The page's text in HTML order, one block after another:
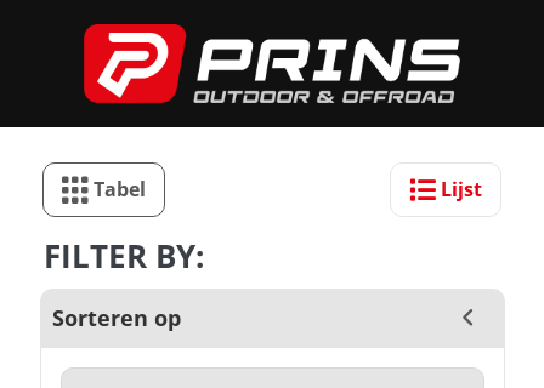
Tabel Lijst
FILTER BY:
Sorteren op